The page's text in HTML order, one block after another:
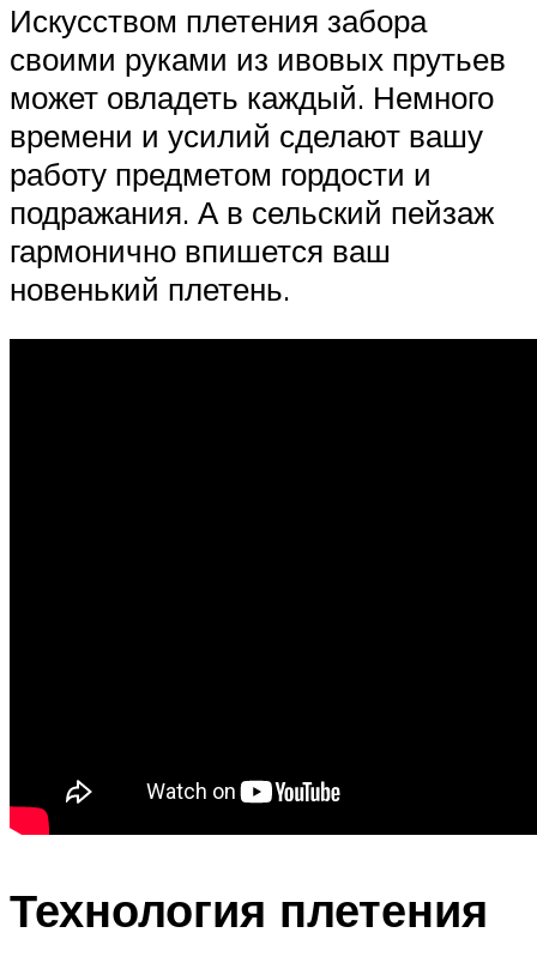
Искусством плетения забора
своими руками из ивовых прутьев
может овладеть каждый. Немного
времени и усилий сделают вашу
работу предметом гордости и
подражания. А в сельский пейзаж
гармонично впишется ваш
новенький плетень.
Технология плетения